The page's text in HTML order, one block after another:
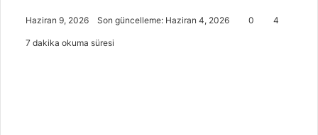
Haziran 9, 2026 Son güncelleme: Haziran 4, 2026 0 4
7 dakika okuma süresi